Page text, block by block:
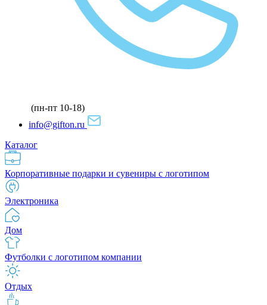
(пн-пт 10-18)
info@gifton.ru
Каталог
Корпоративные подарки и сувениры с логотипом
Электроника
Дом
Футболки с логотипом компании
Отдых